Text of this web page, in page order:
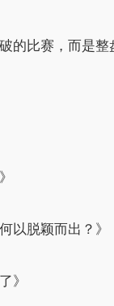
的比赛，而是
以脱颖而出？》
》